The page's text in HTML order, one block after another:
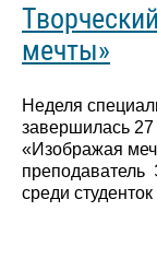
мечты»
Неделя
завершилась 27
«Изображая
преподаватель
среди